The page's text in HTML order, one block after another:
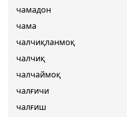
чамадон
чама
чалчиқланмоқ
чалчиқ
чалчаймоқ
чалғичи
чалғиш